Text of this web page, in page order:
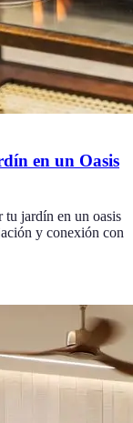
en un Oasis
tu jardín en un oasis
y conexión con